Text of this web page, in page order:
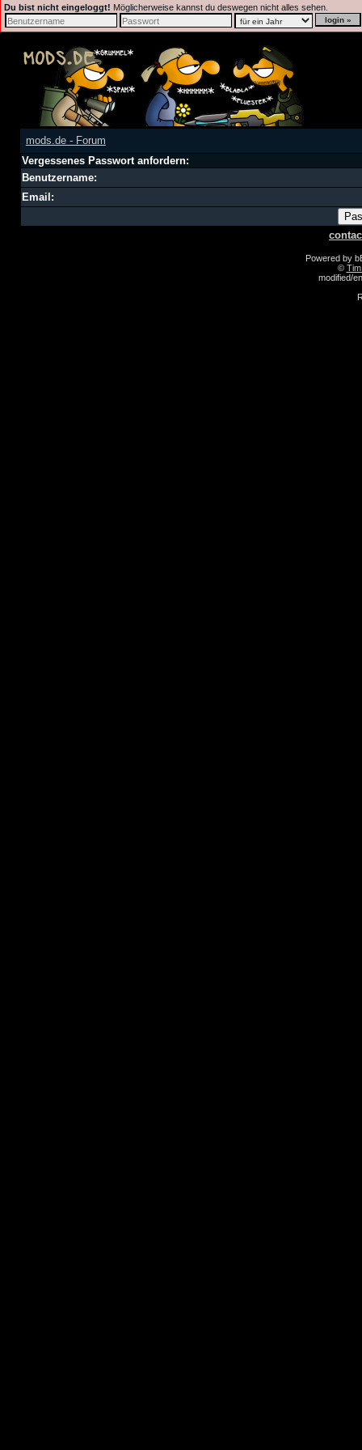
Du bist nicht eingeloggt! Möglicherweise kannst du deswegen nicht alles sehen.
mods.de - Forum
Vergessenes Passwort anfordern:
Benutzername:
Email:
Powered by
©
modified/